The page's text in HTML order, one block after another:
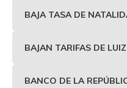
BAJA TASA DE
BAJAN TARIFAS DE
BANCO DE LA